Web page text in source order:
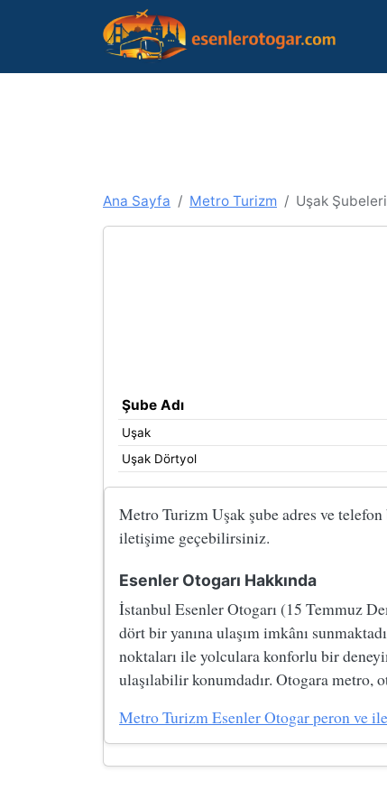
Ana Sayfa Metro Turizm Uşak Şubeleri
Şube Adı
Uşak
Uşak Dörtyol
Metro Turizm Uşak şube adres ve
iletişime geçebilirsiniz.
Esenler Otogarı Hakkında
İstanbul Esenler Otogarı (15 Temmuz
dört bir yanına ulaşım imkânı
noktaları ile yolculara konforlu bir
ulaşılabilir konumdadır. Otogara metro,
Metro Turizm Esenler Otogar peron ve